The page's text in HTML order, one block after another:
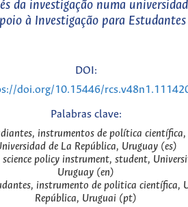
da investigação numa
à Investigação para
DOI:
doi.org/10.15446/
Palabras clave:
instrumentos de política
de La República, Uruguay (es)
science policy instrument, student,
Uruguay (en)
instrumento de politica científica,
República, Uruguai (pt)